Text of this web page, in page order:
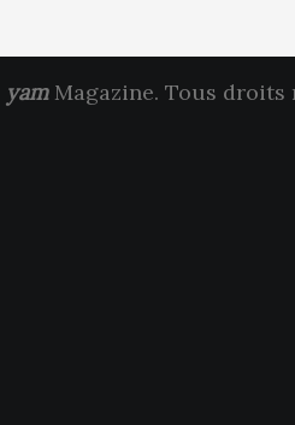
yamMagazine. Tous droits